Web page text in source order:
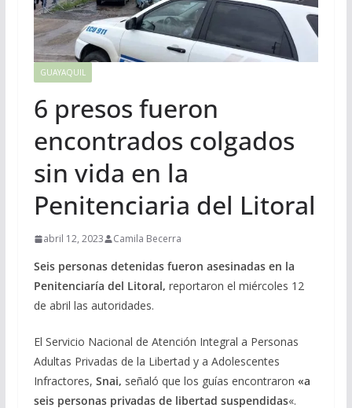
GUAYAQUIL
6 presos fueron
encontrados colgados
sin vida en la
Penitenciaria del Litoral
abril 12, 2023 Camila Becerra
Seis personas detenidas fueron asesinadas en la
Penitenciaría del Litoral, reportaron el miércoles 12
de abril las autoridades.
El Servicio Nacional de Atención Integral a Personas
Adultas Privadas de la Libertad y a Adolescentes
Infractores, Snai, señaló que los guías encontraron «a
seis personas privadas de libertad suspendidas«.